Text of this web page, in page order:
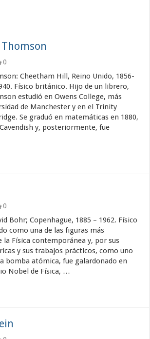
Thomson
0
Cheetham Hill, Reino Unido, 1856-
Físico británico. Hijo de un librero,
estudió en Owens College, más
de Manchester y en el Trinity
Se graduó en matemáticas en 1880,
y, posteriormente, fue
0
Bohr; Copenhague, 1885 – 1962. Físico
como una de las figuras más
la Física contemporánea y, por sus
y sus trabajos prácticos, como uno
bomba atómica, fue galardonado en
Nobel de Física, …